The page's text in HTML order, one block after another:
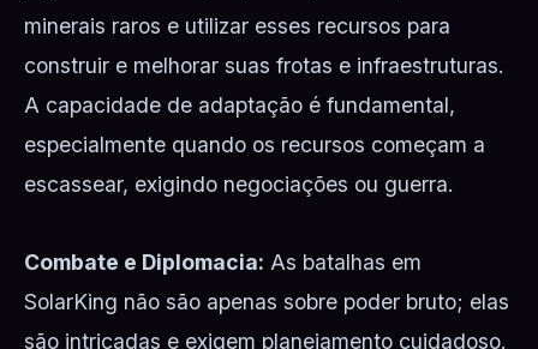
minerais raros e utilizar esses recursos para
construir e melhorar suas frotas e infraestruturas.
A capacidade de adaptação é fundamental,
especialmente quando os recursos começam a
escassear, exigindo negociações ou guerra.
Combate e Diplomacia: As batalhas em
SolarKing não são apenas sobre poder bruto; elas
são intricadas e exigem planejamento cuidadoso.